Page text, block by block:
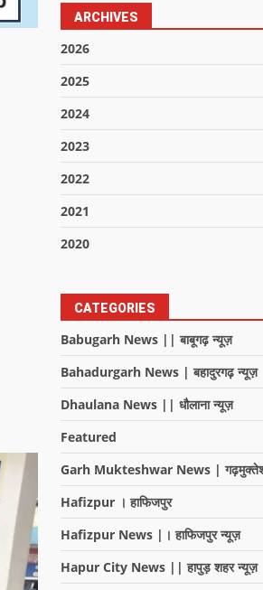
ARCHIVES
2026
2025
2024
2023
2022
2021
2020
CATEGORIES
Babugarh News || बाबूगढ़ न्यूज़
Bahadurgarh News | बहादुरगढ़ न्यूज़
Dhaulana News || धौलाना न्यूज़
Featured
Garh Mukteshwar News |
Hafizpur । हाफिजपुर
Hafizpur News |। हाफिजपुर न्यूज़
Hapur City News || हापुड़ शहर न्यूज़